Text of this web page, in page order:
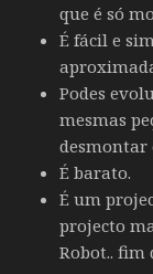
que é só
É fácil e
Podes
mesmas
desmontar
É barato.
É um
projecto
Robot..